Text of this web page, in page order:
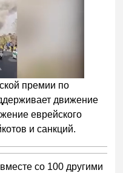
премии по
движение
еврейского
и санкций.
со 100 другими